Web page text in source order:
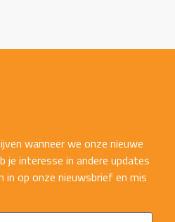
wanneer we onze nieuwe
je interesse in andere updates
in op onze nieuwsbrief en mis